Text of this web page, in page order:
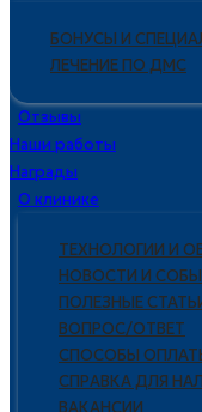
БОНУСЫ И
ЛЕЧЕНИЕ ПО ДМС
Отзывы
Наши работы
Награды
О клинике
ТЕХНОЛОГИИ И
НОВОСТИ И
ПОЛЕЗНЫЕ
ВОПРОС/ОТВЕТ
СПОСОБЫ
СПРАВКА ДЛЯ
ВАКАНСИИ